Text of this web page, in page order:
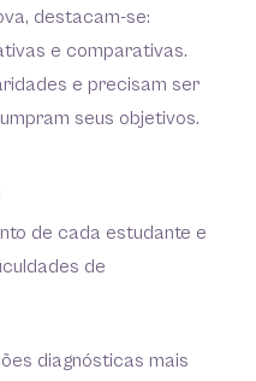
destacam-se:
e comparativas.
e precisam ser
seus objetivos.
de cada estudante e
de
diagnósticas mais